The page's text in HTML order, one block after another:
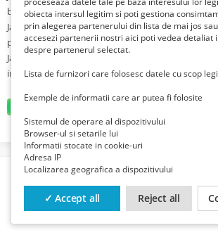
blana moale, cu un imprimeu deosebit.
Jacheta are gluga, mansete cu nervuri si
plus de caldura.
Jachetele pentru copii de la Noppies au o eticheta
interior, pe care poate fi scris numele copilului.
obiecta intersul legitim si poti gestiona
prin alegerea partenerului din lista de mai jos
accesezi partenerii nostri aici poti vedea detaliat
despre partenerul selectat.
Lista de furnizori care folosesc datele cu scop
Exemple de informatii care ar putea fi folosite
Sistemul de operare al dispozitivului
Browser-ul si setarile lui
Informatii stocate in cookie-uri
Adresa IP
Localizarea geografica a dispozitivului
✓ Accept all Reject all